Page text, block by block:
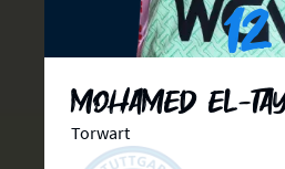
12
Mohamed El-
Torwart